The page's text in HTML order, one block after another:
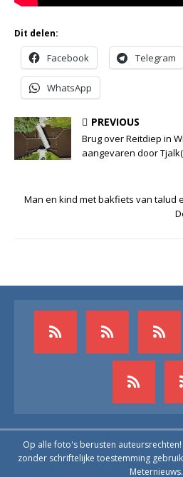
Dit delen:
Facebook Telegram
WhatsApp
PREVIOUS
Brug over Reitdiep in
aangevaren door
Man en kind met bakfiets van talud
Op alle foto's berusten
zonder schriftelijke toestemming